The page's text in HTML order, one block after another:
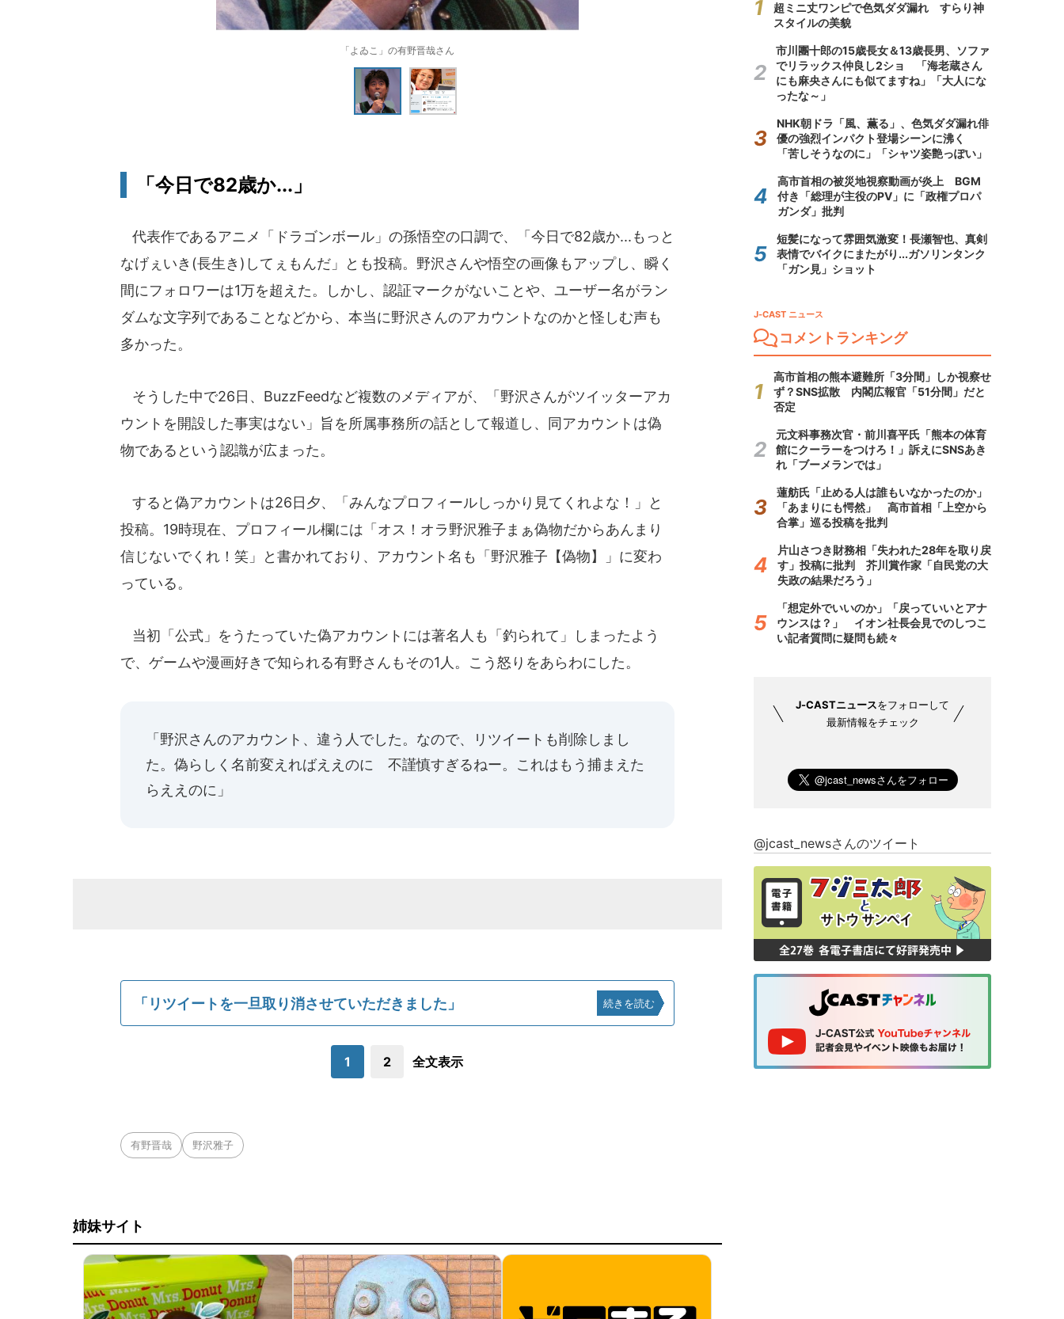
「よゐこ」の有野晋哉さん
「今日で82歳か...」
代表作であるアニメ「ドラゴンボール」の孫悟空の口調で、「今日で82歳か...もっと
なげぇいき(長生き)してぇもんだ」とも投稿。野沢さんや悟空の画像もアップし、瞬く
間にフォロワーは1万を超えた。しかし、認証マークがないことや、ユーザー名がラン
ダムな文字列であることなどから、本当に野沢さんのアカウントなのかと怪しむ声も
多かった。
そうした中で26日、BuzzFeedなど複数のメディアが、「野沢さんがツイッターアカ
ウントを開設した事実はない」旨を所属事務所の話として報道し、同アカウントは偽
物であるという認識が広まった。
すると偽アカウントは26日夕、「みんなプロフィールしっかり見てくれよな！」と
投稿。19時現在、プロフィール欄には「オス！オラ野沢雅子まぁ偽物だからあんまり
信じないでくれ！笑」と書かれており、アカウント名も「野沢雅子【偽物】」に変わ
っている。
当初「公式」をうたっていた偽アカウントには著名人も「釣られて」しまったよう
で、ゲームや漫画好きで知られる有野さんもその1人。こう怒りをあらわにした。
「野沢さんのアカウント、違う人でした。なので、リツイートも削除しまし
た。偽らしく名前変えればええのに 不謹慎すぎるねー。これはもう捕まえた
らええのに」
「リツイートを一旦取り消させていただきました」 続きを読む
1 2 全文表示
有野晋哉 野沢雅子
姉妹サイト
超ミニ丈ワンピで色気ダダ漏れ すらり神
スタイルの美貌
市川團十郎の15歳長女＆13歳長男、ソファ
でリラックス仲良し2ショ 「海老蔵さん
にも麻央さんにも似てますね」「大人にな
ったな～」
NHK朝ドラ「風、薫る」、色気ダダ漏れ俳
優の強烈インパクト登場シーンに沸く
「苦しそうなのに」「シャツ姿艶っぽい」
高市首相の被災地視察動画が炎上 BGM
付き「総理が主役のPV」に「政権プロパ
ガンダ」批判
短髪になって雰囲気激変！長瀬智也、真剣
表情でバイクにまたがり...ガソリンタンク
「ガン見」ショット
J-CAST ニュース
コメントランキング
高市首相の熊本避難所「3分間」しか視察せ
ず？SNS拡散 内閣広報官「51分間」だと
否定
元文科事務次官・前川喜平氏「熊本の体育
館にクーラーをつけろ！」訴えにSNSあき
れ「ブーメランでは」
蓮舫氏「止める人は誰もいなかったのか」
「あまりにも愕然」 高市首相「上空から
合掌」巡る投稿を批判
片山さつき財務相「失われた28年を取り戻
す」投稿に批判 芥川賞作家「自民党の大
失政の結果だろう」
「想定外でいいのか」「戻っていいとアナ
ウンスは？」 イオン社長会見でのしつこ
い記者質問に疑問も続々
J-CASTニュースをフォローして
最新情報をチェック
@jcast_newsさんのツイート